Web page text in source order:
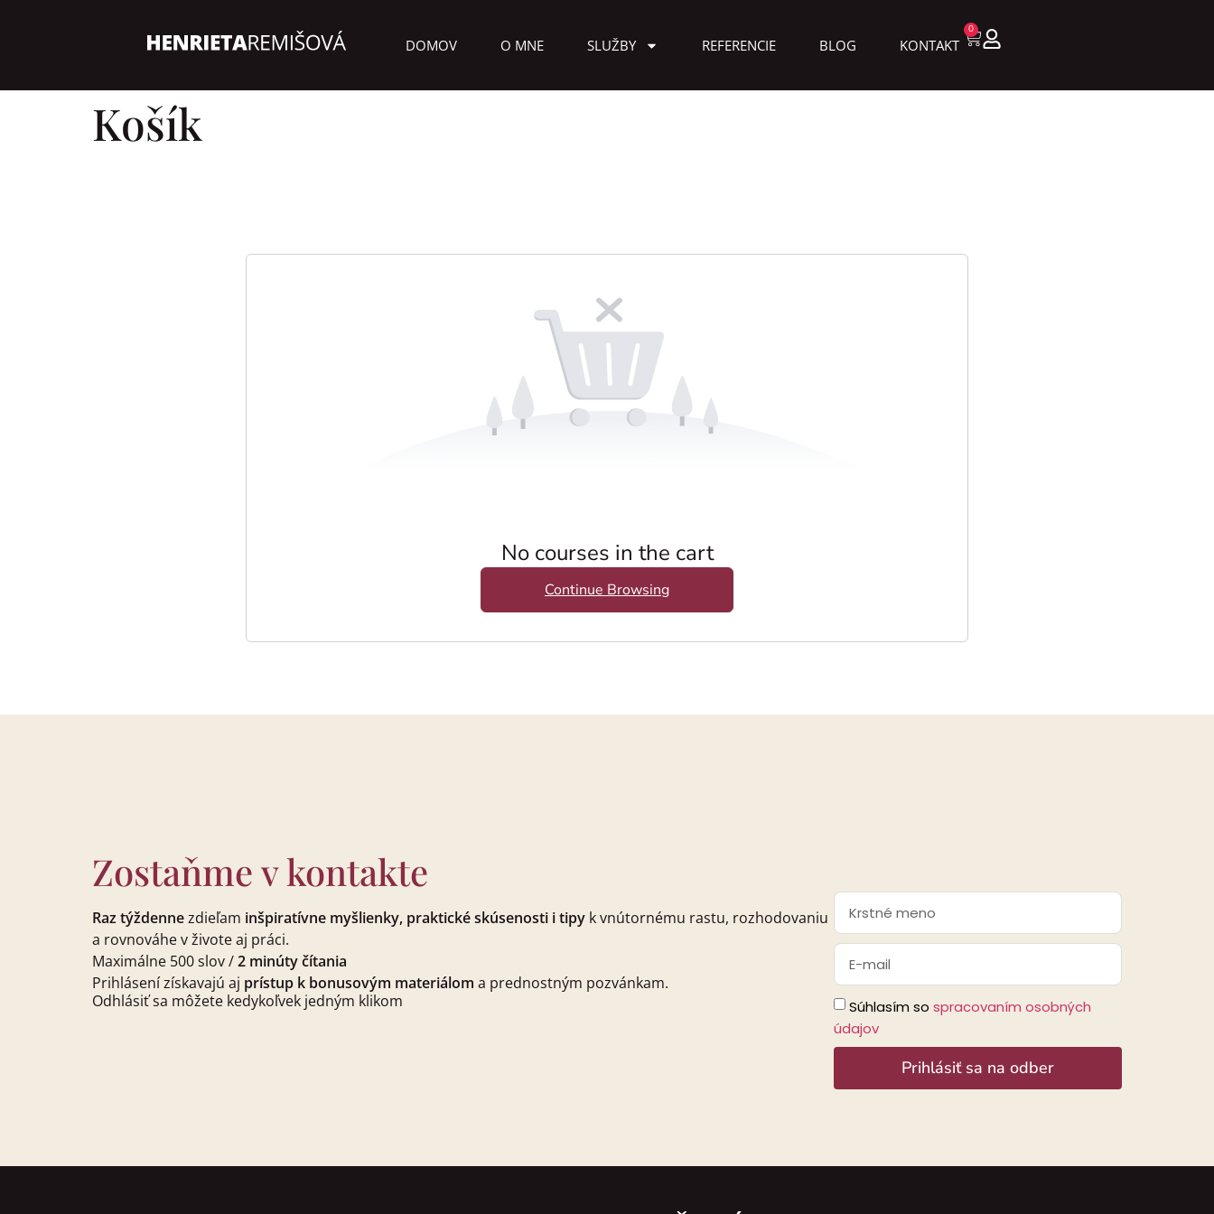
DOMOV O MNE SLUŽBY REFERENCIE BLOG KONTAKT
0
Košík
No courses in the cart
Continue Browsing
Zostaňme v kontakte
Raz týždennezdieľam inšpiratívne myšlienky, praktické skúsenosti i tipy k vnútornému rastu, rozhodovaniu
a rovnováhe v živote aj práci.
Maximálne 500 slov /2 minúty čítania
Prihlásení získavajú aj prístup k bonusovým materiálom a prednostným pozvánkam.
Odhlásiť sa môžete kedykoľvek jedným klikom
Súhlasím so spracovaním osobných
údajov
Prihlásiť sa na odber